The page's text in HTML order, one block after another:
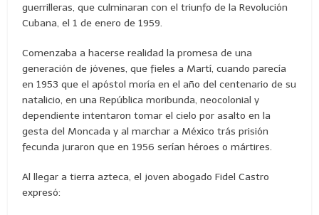
guerrilleras, que culminaran con el triunfo de la Revolución
Cubana, el 1 de enero de 1959.
Comenzaba a hacerse realidad la promesa de una
generación de jóvenes, que fieles a Martí, cuando parecía
en 1953 que el apóstol moría en el año del centenario de su
natalicio, en una República moribunda, neocolonial y
dependiente intentaron tomar el cielo por asalto en la
gesta del Moncada y al marchar a México trás prisión
fecunda juraron que en 1956 serían héroes o mártires.
Al llegar a tierra azteca, el joven abogado Fidel Castro
expresó: